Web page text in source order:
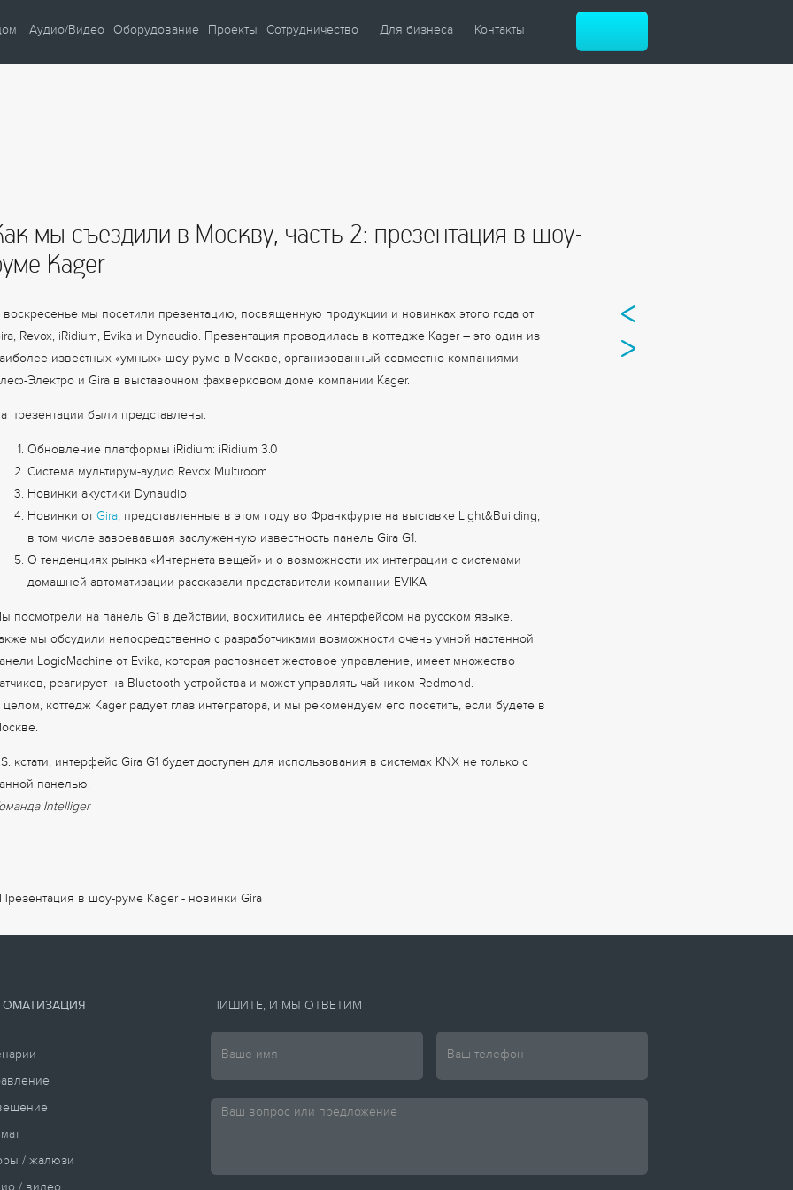
Аудио/Видео Оборудование Проекты Сотрудничество Для бизнеса
Учебные центры
Контакты
мы съездили в Москву, часть 2: презентация в шоу-
Kager
воскресенье мы посетили презентацию, посвященную продукции и новинках этого года от
Revox, iRidium, Evika и Dynaudio. Презентация проводилась в коттедже Kager – это один из
известных «умных» шоу-руме в Москве, организованный совместно компаниями
Электро и Gira в выставочном фахверковом доме компании Kager.
презентации были представлены:
Обновление платформы iRidium: iRidium 3.0
Система мультирум-аудио Revox Multiroom
Новинки акустики Dynaudio
Новинки от Gira, представленные в этом году во Франкфурте на выставке Light&Building,
в том числе завоевавшая заслуженную известность панель Gira G1.
О тенденциях рынка «Интернета вещей» и о возможности их интеграции с системами
домашней автоматизации рассказали представители компании EVIKA
посмотрели на панель G1 в действии, восхитились ее интерфейсом на русском языке.
мы обсудили непосредственно с разработчиками возможности очень умной настенной
LogicMachine от Evika, которая распознает жестовое управление, имеет множество
реагирует на Bluetooth-устройства и может управлять чайником Redmond.
целом, коттедж Kager радует глаз интегратора, и мы рекомендуем его посетить, если будете в
кстати, интерфейс Gira G1 будет доступен для использования в системах KNX не только с
панелью!
Intelliger
/ жалюзи
ПИШИТЕ, И МЫ ОТВЕТИМ